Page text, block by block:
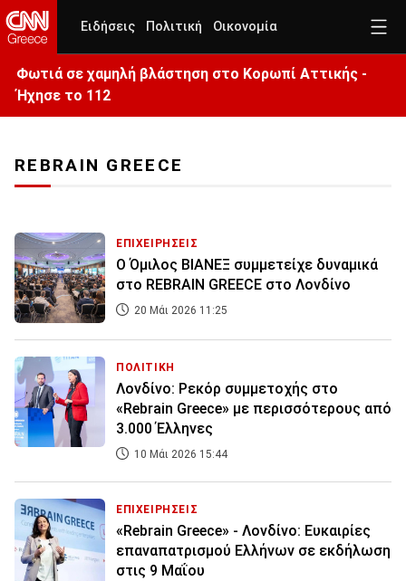
Ειδήσεις Πολιτική Οικονομία
Φωτιά σε χαμηλή βλάστηση στο Κορωπί Αττικής -
Ήχησε το 112
REBRAIN GREECE
ΕΠΙΧΕΙΡΗΣΕΙΣ
Ο Όμιλος ΒΙΑΝΕΞ συμμετείχε δυναμικά
στο REBRAIN GREECE στο Λονδίνο
20 Μάι 2026 11:25
ΠΟΛΙΤΙΚΗ
Λονδίνο: Ρεκόρ συμμετοχής στο
«Rebrain Greece» με περισσότερους από
3.000 Έλληνες
10 Μάι 2026 15:44
ΕΠΙΧΕΙΡΗΣΕΙΣ
«Rebrain Greece» - Λονδίνο: Ευκαιρίες
επαναπατρισμού Ελλήνων σε εκδήλωση
στις 9 Μαΐου